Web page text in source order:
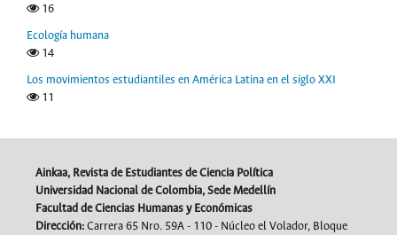
16
Ecología humana
14
Los movimientos estudiantiles en América Latina en el siglo XXI
11
Ainkaa, Revista de Estudiantes de Ciencia Política
Universidad Nacional de Colombia, Sede Medellín
Facultad de Ciencias Humanas y Económicas
Dirección: Carrera 65 Nro. 59A - 110 - Núcleo el Volador, Bloque